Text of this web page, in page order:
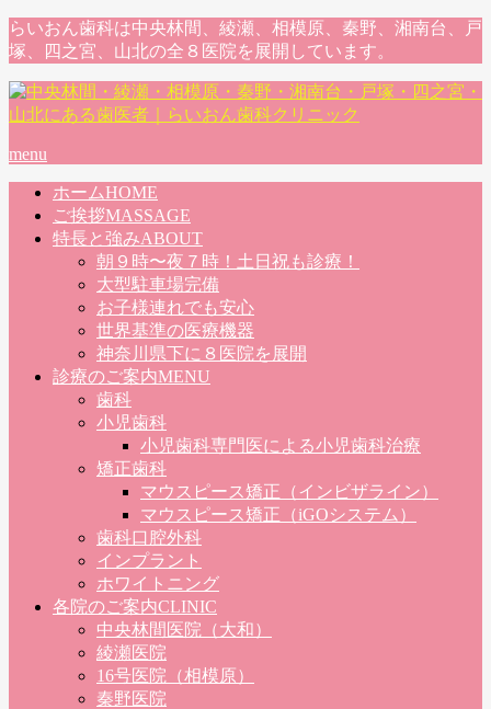
らいおん歯科は中央林間、綾瀬、相模原、秦野、湘南台、戸
塚、四之宮、山北の全８医院を展開しています。
menu
ホームHOME
ご挨拶MASSAGE
特長と強みABOUT
朝９時〜夜７時！土日祝も診療！
大型駐車場完備
お子様連れでも安心
世界基準の医療機器
神奈川県下に８医院を展開
診療のご案内MENU
歯科
小児歯科
小児歯科専門医による小児歯科治療
矯正歯科
マウスピース矯正（インビザライン）
マウスピース矯正（iGOシステム）
歯科口腔外科
インプラント
ホワイトニング
各院のご案内CLINIC
中央林間医院（大和）
綾瀬医院
16号医院（相模原）
秦野医院